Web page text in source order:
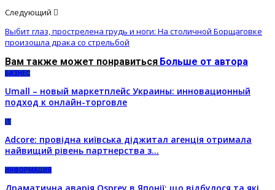
Следующий
Выбит глаз, прострелена грудь и ноги: На столичной Борщаговке
произошла драка со стрельбой
Вам также может понравиться Больше от автора
БИЗНЕС
Umall – новый маркетплейс Украины: инновационный
подход к онлайн-торговле
Adcore: провідна київська діджитал агенція отримала
найвищий рівень партнерства з…
ИНФОРМАЦИЯ